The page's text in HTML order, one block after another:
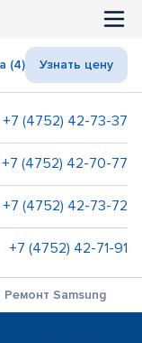
(4) Узнать цену
+7 (4752) 42-73-37
+7 (4752) 42-70-77
+7 (4752) 42-73-72
+7 (4752) 42-71-91
Ремонт Samsung